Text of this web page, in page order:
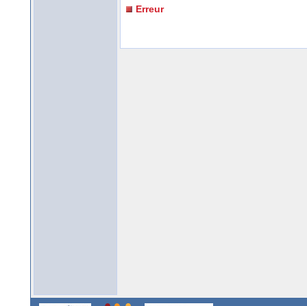
Erreur